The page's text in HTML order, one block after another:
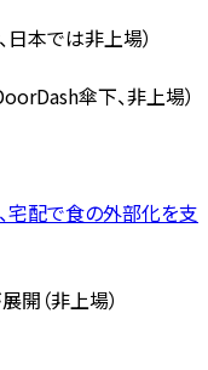
日本では非上場）
傘下、非上場）
宅配で食の外部化を支
開（非上場）